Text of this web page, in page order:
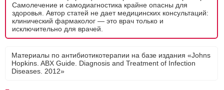
Самолечение и самодиагностика крайне опасны для
здоровья. Автор статей не дает медицинских консультаций:
клинический фармаколог — это врач только и
исключительно для врачей.
Материалы по антибиотикотерапии на базе издания «Johns
Hopkins. ABX Guide. Diagnosis and Treatment of Infection
Diseases. 2012»